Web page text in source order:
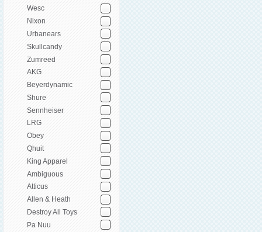
Wesc
Nixon
Urbanears
Skullcandy
Zumreed
AKG
Beyerdynamic
Shure
Sennheiser
LRG
Obey
Qhuit
King Apparel
Ambiguous
Atticus
Allen & Heath
Destroy All Toys
Pa Nuu